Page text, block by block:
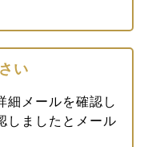
い
細メールを確認し
しましたとメール